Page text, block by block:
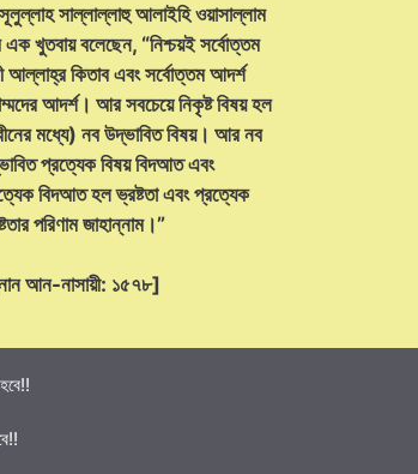
সাল্লাল্লাহু আলাইহি ওয়াসাল্লাম
এক খুতবায় বলেছেন, “নিশ্চয়ই সর্বোত্তম
আল্লাহ্‌র কিতাব এবং সর্বোত্তম আদর্শ
আদর্শ। আর সবচেয়ে নিকৃষ্ট বিষয় হল
মধ্যে) নব উদ্ভাবিত বিষয়। আর নব
প্রত্যেক বিষয় বিদআত এবং
বিদআত হল ভ্রষ্টতা এবং প্রত্যেক
পরিণাম জাহান্নাম।”
আন-নাসায়ী: ১৫৭৮]